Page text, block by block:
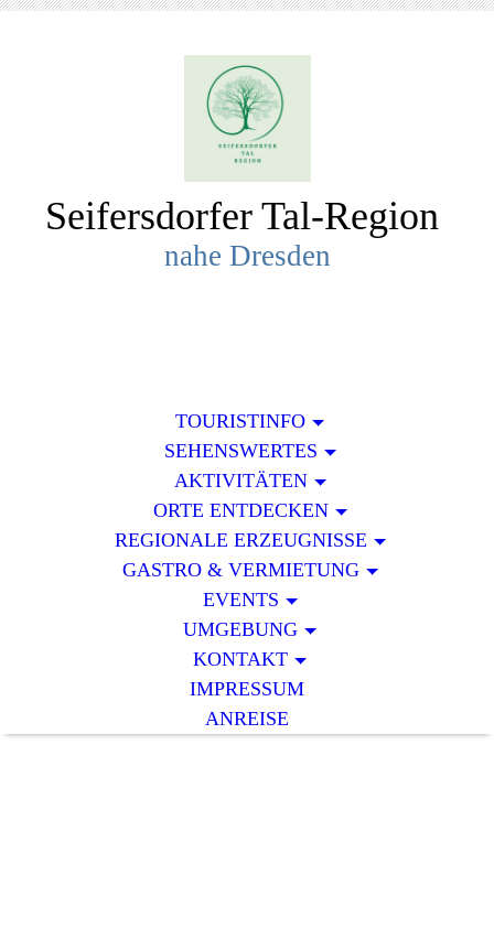
Seifersdorfer Tal-Region
nahe Dresden
TOURISTINFO
SEHENSWERTES
AKTIVITÄTEN
ORTE ENTDECKEN
REGIONALE ERZEUGNISSE
GASTRO & VERMIETUNG
EVENTS
UMGEBUNG
KONTAKT
IMPRESSUM
ANREISE